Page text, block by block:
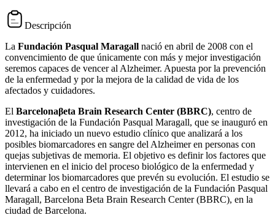
Descripción
La Fundación Pasqual Maragall nació en abril de 2008 con el
convencimiento de que únicamente con más y mejor investigación
seremos capaces de vencer al Alzheimer. Apuesta por la prevención
de la enfermedad y por la mejora de la calidad de vida de los
afectados y cuidadores.
El Barcelonaβeta Brain Research Center (BBRC), centro de
investigación de la Fundación Pasqual Maragall, que se inauguró en
2012, ha iniciado un nuevo estudio clínico que analizará a los
posibles biomarcadores en sangre del Alzheimer en personas con
quejas subjetivas de memoria. El objetivo es definir los factores que
intervienen en el inicio del proceso biológico de la enfermedad y
determinar los biomarcadores que prevén su evolución. El estudio se
llevará a cabo en el centro de investigación de la Fundación Pasqual
Maragall, Barcelona Beta Brain Research Center (BBRC), en la
ciudad de Barcelona.